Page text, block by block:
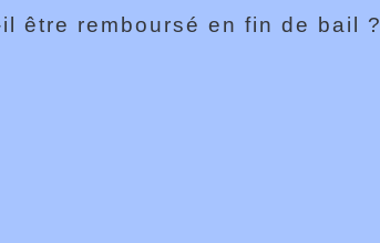
être remboursé en fin de bail ?